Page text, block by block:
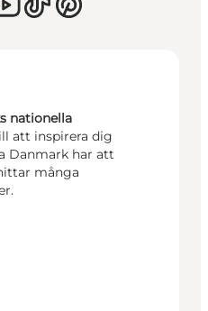
nationella
att inspirera dig
Danmark har att
många